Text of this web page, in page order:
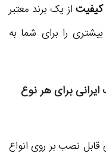
از یک برند معتبر
را برای شما به
برای هر نوع
قابل نصب بر روی انواع